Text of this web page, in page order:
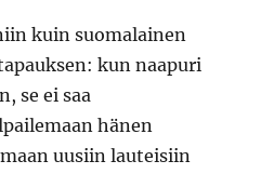
kuin suomalainen
kun naapuri
se ei saa
hänen
uusiin lauteisiin